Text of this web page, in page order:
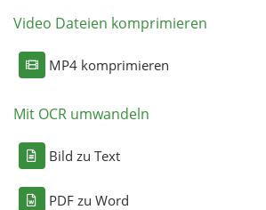
Video Dateien komprimieren
MP4 komprimieren
Mit OCR umwandeln
Bild zu Text
PDF zu Word